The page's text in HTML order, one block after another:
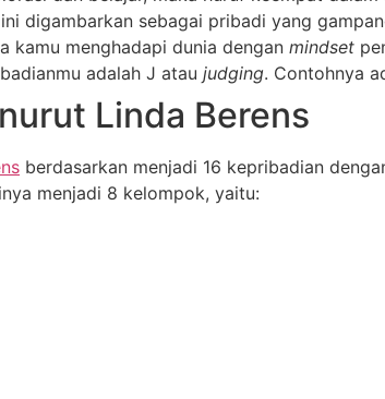
digambarkan sebagai pribadi yang
kamu menghadapi dunia dengan mindset
adalah J atau judging. Contohnya
Linda Berens
berdasarkan menjadi 16 kepribadian
menjadi 8 kelompok, yaitu: